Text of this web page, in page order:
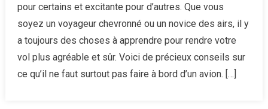
erreurs
en
avion
peuvent
vous
pour certains et excitante pour d’autres. Que vous
soyez un voyageur chevronné ou un novice des airs, il y
a toujours des choses à apprendre pour rendre votre
vol plus agréable et sûr. Voici de précieux conseils sur
ce qu’il ne faut surtout pas faire à bord d’un avion. […]